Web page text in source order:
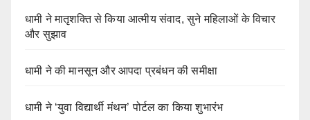
धामी ने मातृशक्ति से किया आत्मीय संवाद, सुने महिलाओं के विचार
और सुझाव
धामी ने की मानसून और आपदा प्रबंधन की समीक्षा
धामी ने ‘युवा विद्यार्थी मंथन’ पोर्टल का किया शुभारंभ